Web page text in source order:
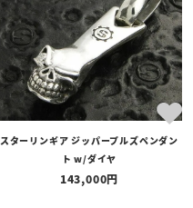
スターリンギア ジッパープルズペンダン
ト w/ダイヤ
143,000